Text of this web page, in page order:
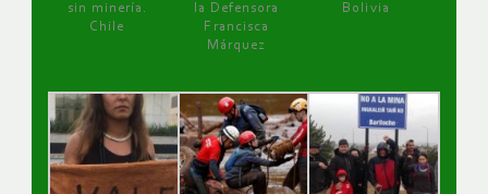
sin minería.
Chile
la Defensora
Francisca
Márquez
Bolivia